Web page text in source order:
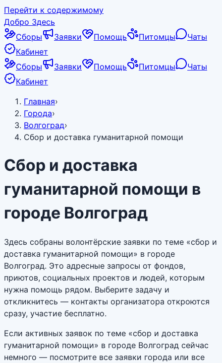
Перейти к содержимому
Добро Здесь
Сборы
Заявки Помощь Питомцы
Чаты
Кабинет
Сборы
Заявки Помощь Питомцы
Чаты
Кабинет
Главная›
Города›
Волгоград›
Сбор и доставка гуманитарной помощи
Сбор и доставка
гуманитарной помощи в
городе Волгоград
Здесь собраны волонтёрские заявки по теме «сбор и
доставка гуманитарной помощи» в городе
Волгоград. Это адресные запросы от фондов,
приютов, социальных проектов и людей, которым
нужна помощь рядом. Выберите задачу и
откликнитесь — контакты организатора откроются
сразу, участие бесплатно.
Если активных заявок по теме «сбор и доставка
гуманитарной помощи» в городе Волгоград сейчас
немного — посмотрите все заявки города или все